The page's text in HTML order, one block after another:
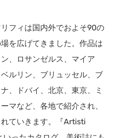
フィは国内外でおよそ90の
を広げてきました。作品は
、ロサンゼルス、マイア
ルリン、ブリュッセル、ブ
、ドバイ、北京、東京、ミ
マなど、各地で紹介され、
ていきます。『Artisti